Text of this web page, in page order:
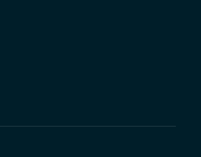
Ribatejo